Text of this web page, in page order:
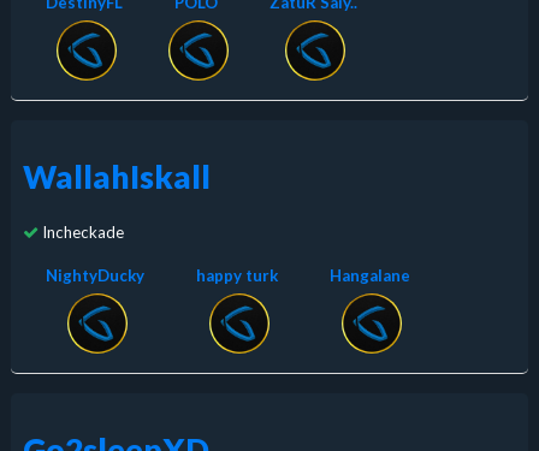
WallahIskall
Incheckade
NightyDucky happy turk Hangalane